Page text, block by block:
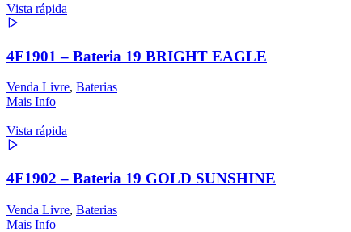
Vista rápida
4F1901 – Bateria 19 BRIGHT EAGLE
Venda Livre, Baterias
Mais Info
Vista rápida
4F1902 – Bateria 19 GOLD SUNSHINE
Venda Livre, Baterias
Mais Info